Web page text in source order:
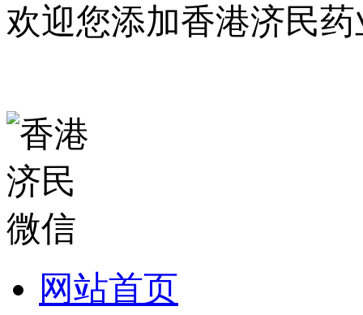
欢迎您添加香港济民
网站首页